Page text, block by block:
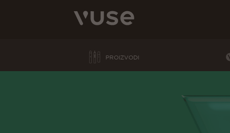
PROIZVODI